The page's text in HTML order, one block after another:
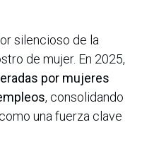
silencioso de la
de mujer. En 2025,
por mujeres
, consolidando
una fuerza clave